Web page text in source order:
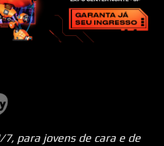
para jovens de cara e de